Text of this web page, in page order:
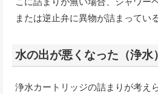
または逆止弁に異物が詰まってい
水の出が悪くなった（浄水）
浄水カートリッジの詰まりが考え